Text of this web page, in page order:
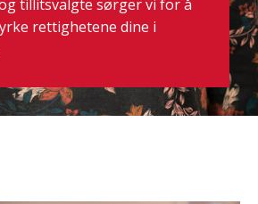
tillitsvalgte sørger vi for å
rettighetene dine i